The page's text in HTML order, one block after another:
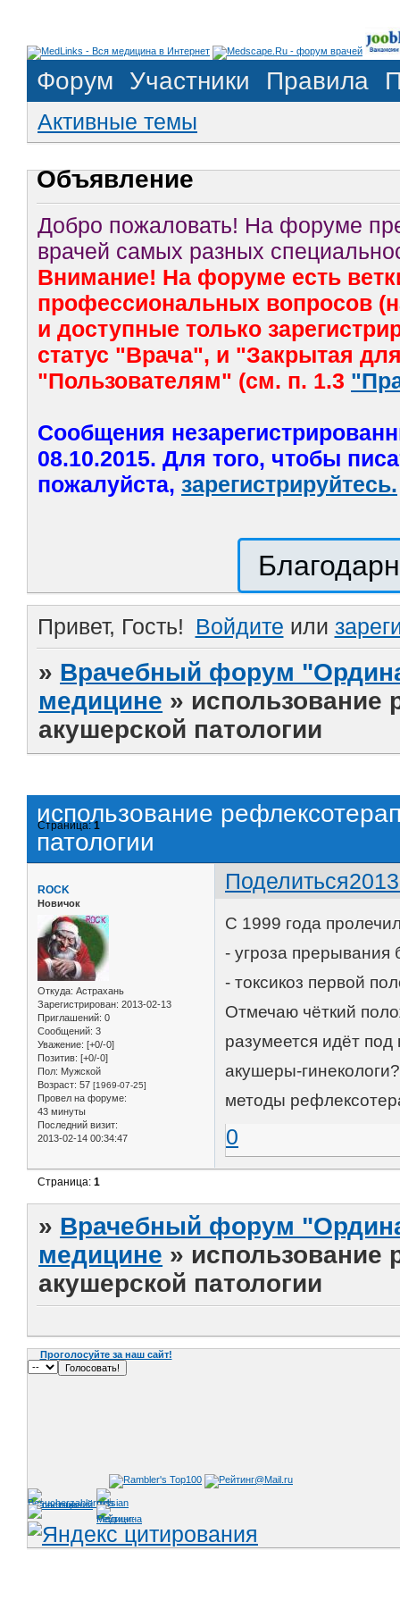
Форум Участники Правила
Активные темы
Объявление
Добро пожаловать! На форуме
врачей самых разных
Внимание! На форуме есть
профессиональных вопросов
и доступные только
статус "Врача", и "Закрытая
"Пользователям" (см. п. 1.3
Сообщения
08.10.2015. Для того, чтобы
пожалуйста, зарегистрируйтесь.
Привет, Гость! Войдите или
» Врачебный форум
медицине » использование
акушерской патологии
использование
патологии
Страница:1
Поделиться
ROCK
Новичок
Откуда: Астрахань
Зарегистрирован: 2013-02-13
Приглашений: 0
Сообщений: 3
Уважение: [+0/-0]
Позитив: [+0/-0]
Пол: Мужской
Возраст: 57 [1969-07-25]
Провел на форуме:
43 минуты
Последний визит:
2013-02-14 00:34:47
С 1999 года
- угроза прерывания
- токсикоз первой
Отмечаю чёткий
разумеется идёт
акушеры-
методы
0
Страница:1
» Врачебный форум
медицине » использование
акушерской патологии
Проголосуйте за наш сайт!